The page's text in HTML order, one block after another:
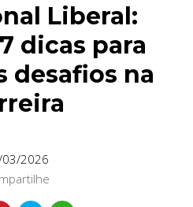
Liberal:
dicas para
desafios na
2026